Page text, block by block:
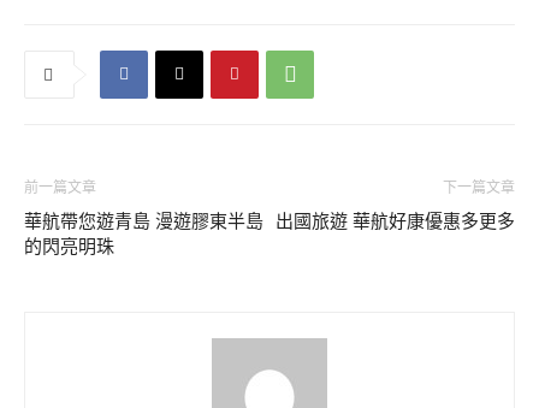
前一篇文章
華航帶您遊青島 漫遊膠東半島
的閃亮明珠
下一篇文章
出國旅遊 華航好康優惠多更多